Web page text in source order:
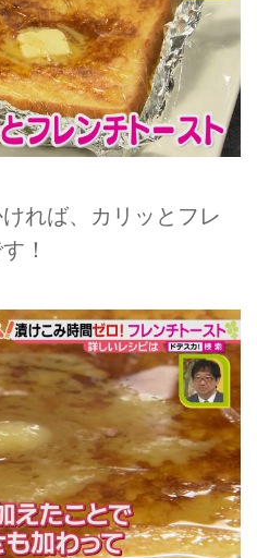
れば、カリッとフレ
！